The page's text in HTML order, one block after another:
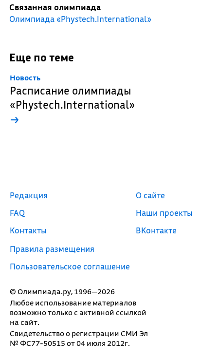
Связанная олимпиада
Олимпиада «Phystech.International»
Еще по теме
Новость
Расписание олимпиады
«Phystech.International»
→
© Олимпиада.ру, 1996—2026
Любое использование материалов
возможно только с активной ссылкой
на сайт.
Свидетельство о регистрации СМИ Эл
№ ФС77-50515 от 04 июля 2012г.
Редакция
FAQ
Контакты
Правила размещения
Пользовательское соглашение
О сайте
Наши проекты
ВКонтакте